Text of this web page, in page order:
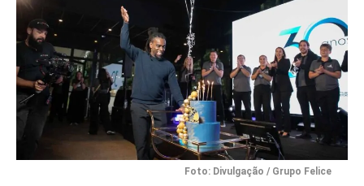
Foto: Divulgação / Grupo Felice